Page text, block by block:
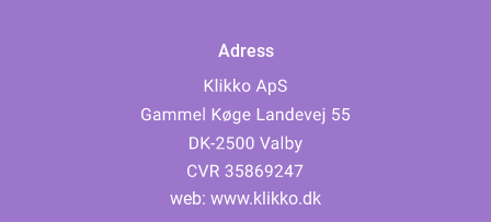
Adress
web: www.klikko.dk